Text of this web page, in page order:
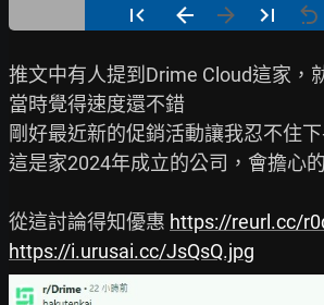
推文中有人提到Drime Cloud這家，
當時覺得速度還不錯
剛好最近新的促銷活動讓我忍不住
這是家2024年成立的公司，會擔心
從這討論得知優惠 https://reurl.cc/
https://i.urusai.cc/JsQsQ.jpg